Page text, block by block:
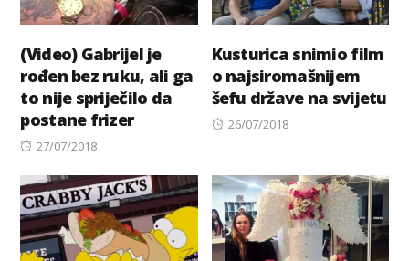
(Video) Gabrijel je
rođen bez ruku, ali ga
to nije spriječilo da
postane frizer
Posted
27/07/2018
Kusturica snimio film
o najsiromašnijem
šefu države na svijetu
Posted
26/07/2018